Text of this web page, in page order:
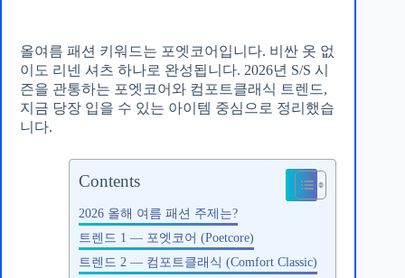
올여름 패션 키워드는 포엣코어입니다. 비싼 옷 없
이도 리넨 셔츠 하나로 완성됩니다. 2026년 S/S 시
즌을 관통하는 포엣코어와 컴포트클래식 트렌드,
지금 당장 입을 수 있는 아이템 중심으로 정리했습
니다.
Contents
2026 올해 여름 패션 주제는?
트렌드 1 — 포엣코어 (Poetcore)
트렌드 2 — 컴포트클래식 (Comfort Classic)